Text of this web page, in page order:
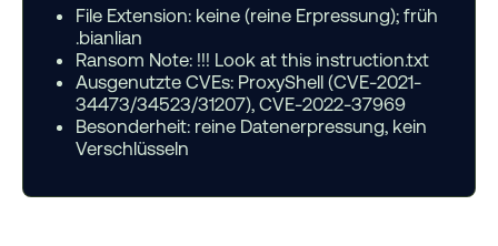
File Extension:keine (reine Erpressung); früh
.bianlian
Ransom Note:!!! Look at this instruction.txt
Ausgenutzte CVEs:ProxyShell (CVE-2021-
34473/34523/31207), CVE-2022-37969
Besonderheit:reine Datenerpressung, kein
Verschlüsseln